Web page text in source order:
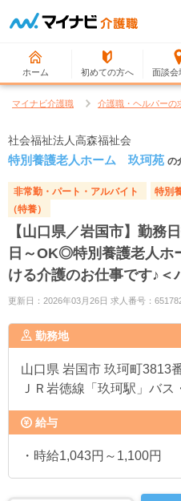
ホーム 初めての方へ 面談会
マイナビ介護職 介護職・ヘルパーの
社会福祉法人高森福祉会
特別養護老人ホーム 玖珂苑 の
非常勤・パート・アルバイト
特別
（特養）
【山口県／岩国市】勤務
日～OK◎特別養護老人ホ
ける介護のお仕事です♪＜
更新日：2026年03月26日 求人番号：
勤務地
山口県 岩国市 玖珂町3813
ＪＲ岩徳線「玖珂駅」バス
給与
・時給1,043円～1,100円